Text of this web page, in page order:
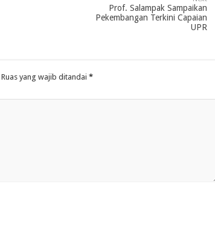
Prof. Salampak Sampaikan
Pekembangan Terkini Capaian
UPR
Ruas yang wajib ditandai *